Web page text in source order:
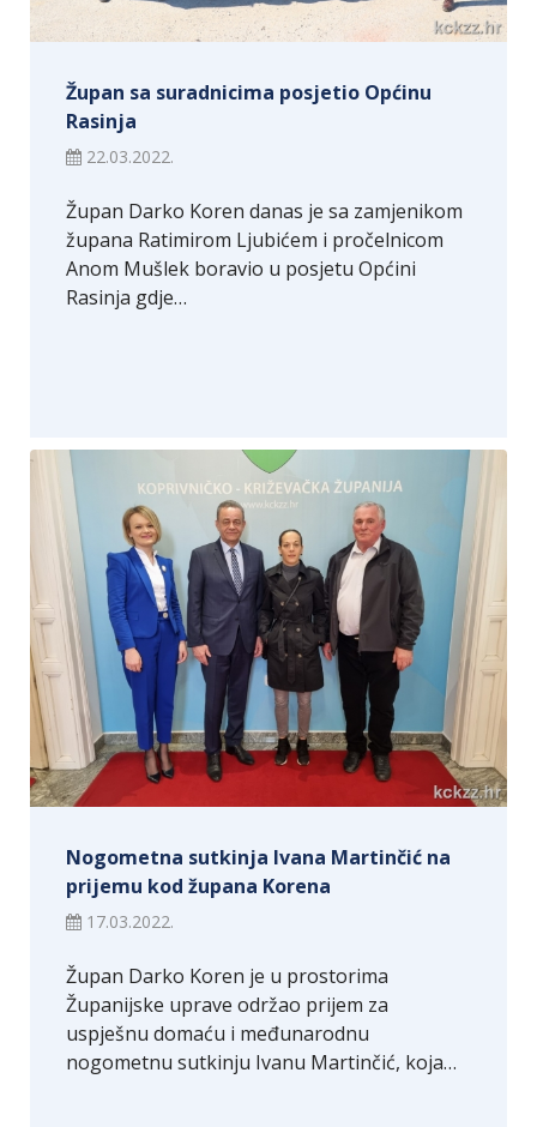
Župan sa suradnicima posjetio Općinu
Rasinja
22.03.2022.
Župan Darko Koren danas je sa zamjenikom
župana Ratimirom Ljubićem i pročelnicom
Anom Mušlek boravio u posjetu Općini
Rasinja gdje…
Nogometna sutkinja Ivana Martinčić na
prijemu kod župana Korena
17.03.2022.
Župan Darko Koren je u prostorima
Županijske uprave održao prijem za
uspješnu domaću i međunarodnu
nogometnu sutkinju Ivanu Martinčić, koja…